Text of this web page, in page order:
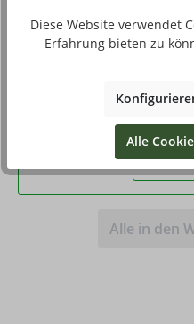
Eigenschaften silber, -
Alle in den
Diese Website verwendet
Erfahrung bieten zu
Alle